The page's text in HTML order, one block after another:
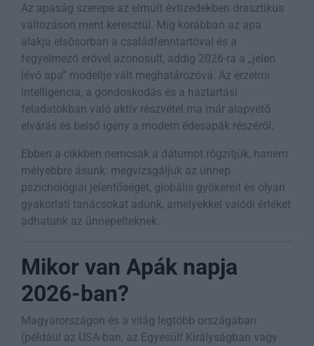
Az apaság szerepe az elmúlt évtizedekben drasztikus
változáson ment keresztül. Míg korábban az apa
alakja elsősorban a családfenntartóval és a
fegyelmező erővel azonosult, addig 2026-ra a „jelen
lévő apa” modellje vált meghatározóvá. Az érzelmi
intelligencia, a gondoskodás és a háztartási
feladatokban való aktív részvétel ma már alapvető
elvárás és belső igény a modern édesapák részéről.
Ebben a cikkben nemcsak a dátumot rögzítjük, hanem
mélyebbre ásunk: megvizsgáljuk az ünnep
pszichológiai jelentőségét, globális gyökereit és olyan
gyakorlati tanácsokat adunk, amelyekkel valódi értéket
adhatunk az ünnepelteknek.
Mikor van Apák napja
2026-ban?
Magyarországon és a világ legtöbb országában
(például az USA-ban, az Egyesült Királyságban vagy